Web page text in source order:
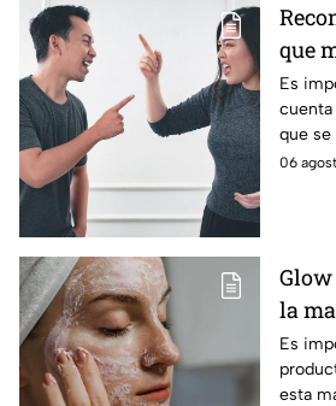
que
tu
Es
que se
06
Glow
la
piel
Es
esta